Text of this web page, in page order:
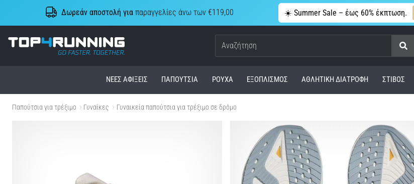
Δωρεάν αποστολή γιαπαραγγελίες άνω των €119,00 ☀️ Summer Sale – έως 60% έκπτωση.
Top4Running.cy
Αναζήτηση
ΝΈΕΣ ΑΦΊΞΕΙΣ ΠΑΠΟΎΤΣΙΑ ΡΟΎΧΑ ΕΞΟΠΛΙΣΜΌΣ ΑΘΛΗΤΙΚΉ ΔΙΑΤΡΟΦΉ ΣΤΊΒΟΣ
Παπούτσια για τρέξιμο Γυναίκες Γυναικεία παπούτσια για τρέξιμο σε δρόμο